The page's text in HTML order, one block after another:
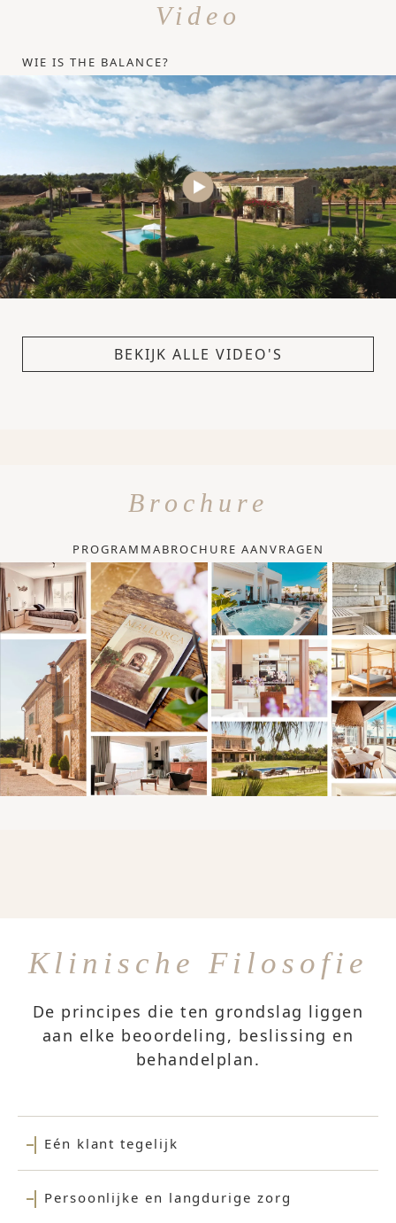
Video
WIE IS THE BALANCE?
BEKIJK ALLE VIDEO'S
Brochure
PROGRAMMABROCHURE AANVRAGEN
Klinische Filosofie
De principes die ten grondslag liggen
aan elke beoordeling, beslissing en
behandelplan.
Eén klant tegelijk
Persoonlijke en langdurige zorg